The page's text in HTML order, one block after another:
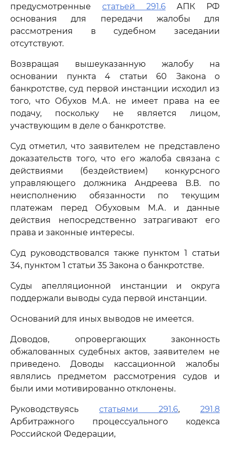
предусмотренные статьей 291.6АПК РФ
основания для передачи жалобы для
рассмотрения в судебном заседании
отсутствуют.
Возвращая вышеуказанную жалобу на
основании пункта 4 статьи 60 Закона о
банкротстве, суд первой инстанции исходил из
того, что Обухов М.А. не имеет права на ее
подачу, поскольку не является лицом,
участвующим в деле о банкротстве.
Суд отметил, что заявителем не представлено
доказательств того, что его жалоба связана с
действиями (бездействием) конкурсного
управляющего должника Андреева В.В. по
неисполнению обязанности по текущим
платежам перед Обуховым М.А. и данные
действия непосредственно затрагивают его
права и законные интересы.
Суд руководствовался также пунктом 1 статьи
34, пунктом 1 статьи 35 Закона о банкротстве.
Суды апелляционной инстанции и округа
поддержали выводы суда первой инстанции.
Оснований для иных выводов не имеется.
Доводов, опровергающих законность
обжалованных судебных актов, заявителем не
приведено. Доводы кассационной жалобы
являлись предметом рассмотрения судов и
были ими мотивированно отклонены.
Руководствуясь статьями 291.6, 291.8
Арбитражного процессуального кодекса
Российской Федерации,